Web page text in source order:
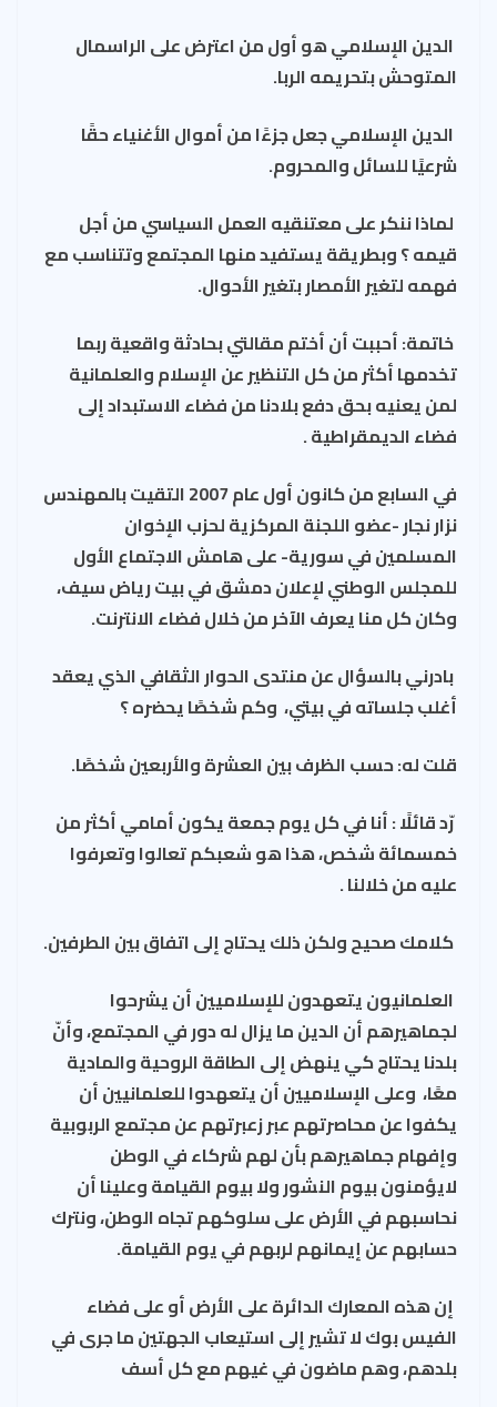
الدين الإسلامي هو أول من اعترض على الراسمال
المتوحش بتحريمه الربا.
الدين الإسلامي جعل جزءًا من أموال الأغنياء حقًا
شرعيًا للسائل والمحروم.
لماذا ننكر على معتنقيه العمل السياسي من أجل
قيمه ؟ وبطريقة يستفيد منها المجتمع وتتناسب مع
فهمه لتغير الأمصار بتغير الأحوال.
خاتمة: أحببت أن أختم مقالتي بحادثة واقعية ربما
تخدمها أكثر من كل التنظير عن الإسلام والعلمانية
لمن يعنيه بحق دفع بلادنا من فضاء الاستبداد إلى
فضاء الديمقراطية .
في السابع من كانون أول عام 2007 التقيت بالمهندس
نزار نجار -عضو اللجنة المركزية لحزب الإخوان
المسلمين في سورية- على هامش الاجتماع الأول
للمجلس الوطني لإعلان دمشق في بيت رياض سيف،
وكان كل منا يعرف الآخر من خلال فضاء الانترنت.
بادرني بالسؤال عن منتدى الحوار الثقافي الذي يعقد
أغلب جلساته في بيتي، وكم شخصًا يحضره ؟
قلت له: حسب الظرف بين العشرة والأربعين شخصًا.
رّد قائلًا : أنا في كل يوم جمعة يكون أمامي أكثر من
خمسمائة شخص، هذا هو شعبكم تعالوا وتعرفوا
عليه من خلالنا .
كلامك صحيح ولكن ذلك يحتاج إلى اتفاق بين الطرفين.
العلمانيون يتعهدون للإسلاميين أن يشرحوا
لجماهيرهم أن الدين ما يزال له دور في المجتمع، وأنّ
بلدنا يحتاج كي ينهض إلى الطاقة الروحية والمادية
معًا، وعلى الإسلاميين أن يتعهدوا للعلمانيين أن
يكفوا عن محاصرتهم عبر زعبرتهم عن مجتمع الربوبية
وإفهام جماهيرهم بأن لهم شركاء في الوطن
لايؤمنون بيوم النشور ولا بيوم القيامة وعلينا أن
نحاسبهم في الأرض على سلوكهم تجاه الوطن، ونترك
حسابهم عن إيمانهم لربهم في يوم القيامة.
إن هذه المعارك الدائرة على الأرض أو على فضاء
الفيس بوك لا تشير إلى استيعاب الجهتين ما جرى في
بلدهم، وهم ماضون في غيهم مع كل أسف